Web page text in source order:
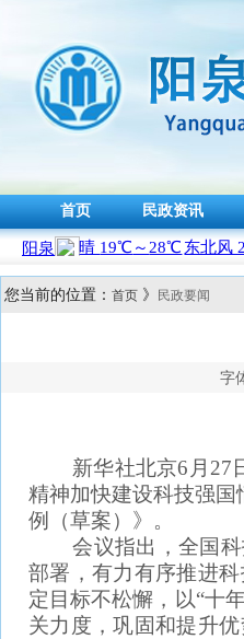
首页 民政资讯
您当前的位置： 首页 》 民政要闻
字
新华社北京6月27日
精神加快建设科技强
例（草案）》。
会议指出，全国科
部署，有力有序推进
定目标不松懈，以“十
关力度，巩固和提升